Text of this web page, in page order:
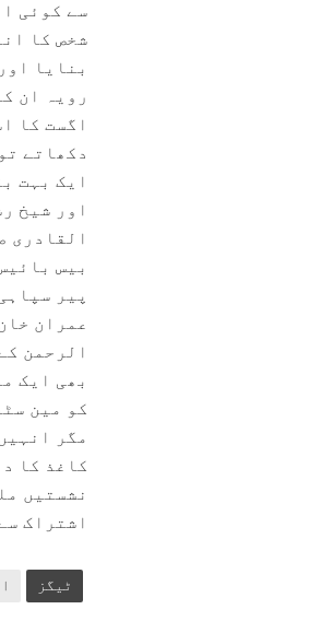
سے کوئی
شخص کا
بنایا
رویہ ان
اگست کا
دکھاتے
ایک بہت
اور شیخ
القادری
بیس
پیر
عمران
الرحمن
بھی ایک
کو مین
مگر
نشستیں
اشتراک
ٹیگز